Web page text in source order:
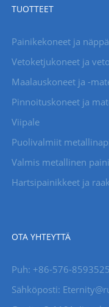
TUOTTEET
Painikekoneet ja
Vetoketjukoneet ja
Maalauskoneet ja -
Pinnoituskoneet ja
Viipale
Puolivalmiit
Valmis metallinen
Hartsipainikkeet ja
OTA YHTEYTTÄ
Puh: +86-576-
Sähköposti: